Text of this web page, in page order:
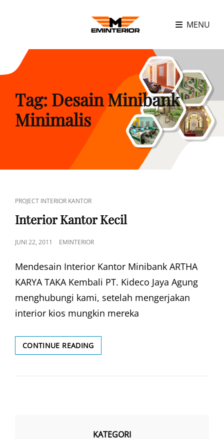
MENU
Tag: Desain Minibank
Minimalis
CAT
LINKS
PROJECT INTERIOR KANTOR
Interior Kantor Kecil
POSTED
JUNI 22, 2011 EMINTERIOR
Mendesain Interior Kantor Minibank ARTHA
KARYA TAKA Kembali PT. Kideco Jaya Agung
menghubungi kami, setelah mengerjakan
interior kios mungkin mereka
CONTINUE READINGINTERIOR
KANTOR
KATEGORI